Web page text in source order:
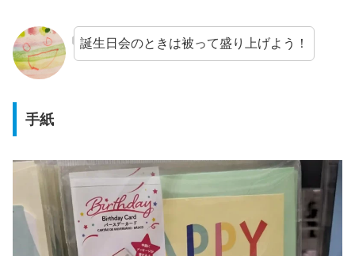
誕生日会のときは被って盛り上げよう！
手紙